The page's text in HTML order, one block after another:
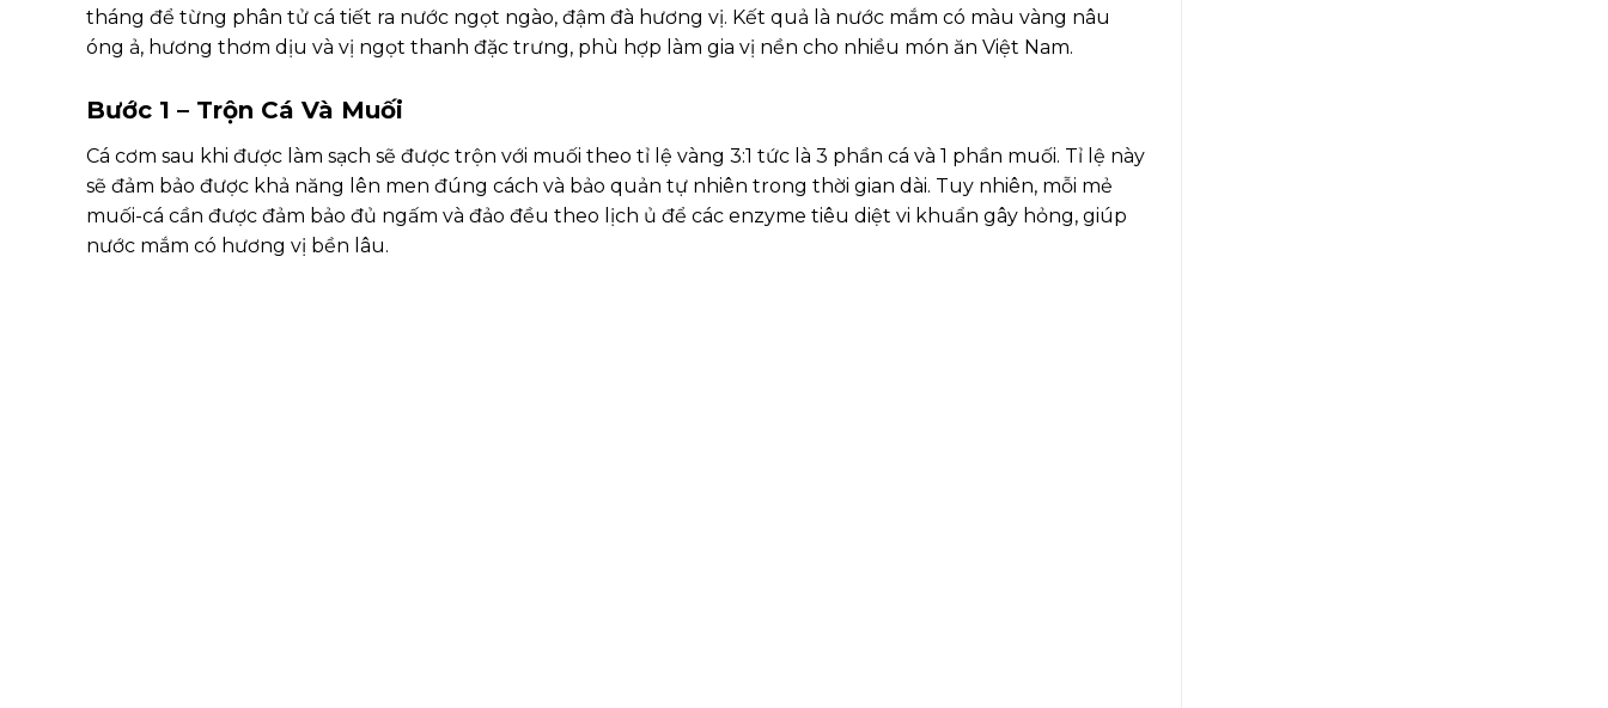
tháng để từng phân tử cá tiết ra nước ngọt ngào, đậm đà hương vị. Kết quả là nước mắm có màu vàng nâu
óng ả, hương thơm dịu và vị ngọt thanh đặc trưng, phù hợp làm gia vị nền cho nhiều món ăn Việt Nam.
Bước 1 – Trộn Cá Và Muối
Cá cơm sau khi được làm sạch sẽ được trộn với muối theo tỉ lệ vàng 3:1 tức là 3 phần cá và 1 phần muối. Tỉ lệ này
sẽ đảm bảo được khả năng lên men đúng cách và bảo quản tự nhiên trong thời gian dài. Tuy nhiên, mỗi mẻ
muối-cá cần được đảm bảo đủ ngấm và đảo đều theo lịch ủ để các enzyme tiêu diệt vi khuẩn gây hỏng, giúp
nước mắm có hương vị bền lâu.